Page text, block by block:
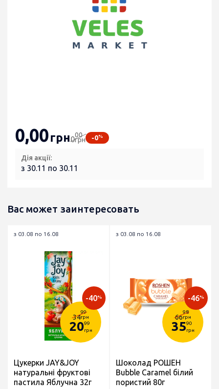
0,00грн000
грн -0%
Дія акції:
з 30.11 по 30.11
Вас может заинтересовать
з 03.08 по 16.08
34
99
грн
2099
грн
-40%
Цукерки JAY&JOY
натуральні фруктові
пастила Яблучна 32г
з 03.08 по 16.08
66
98
грн
3590
грн
-46%
Шоколад РОШЕН
Bubble Caramel білий
пористий 80г